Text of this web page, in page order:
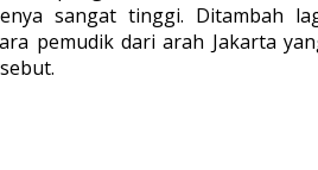
sangat tinggi. Ditambah
pemudik dari arah Jakarta